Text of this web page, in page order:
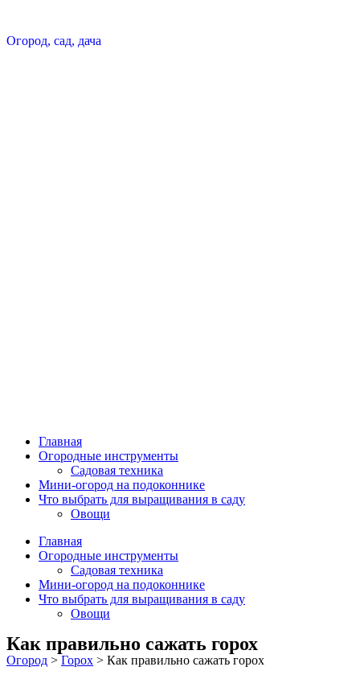
Огород, сад, дача
Главная
Огородные инструменты
Садовая техника
Мини-огород на подоконнике
Что выбрать для выращивания в саду
Овощи
Главная
Огородные инструменты
Садовая техника
Мини-огород на подоконнике
Что выбрать для выращивания в саду
Овощи
Как правильно сажать горох
Огород > Горох > Как правильно сажать горох